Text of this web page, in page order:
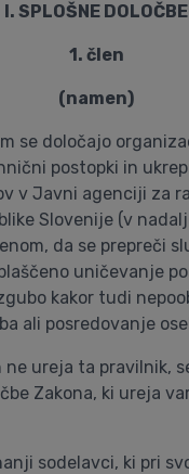
I. SPLOŠNE DOLOČBE
1. člen
(namen)
se določajo
postopki in
v Javni agenciji za
Slovenije (v
da se prepreči
uničevanje
kakor tudi
ali posredovanje
ne ureja ta pravilnik,
Zakona, ki ureja
sodelavci, ki pri